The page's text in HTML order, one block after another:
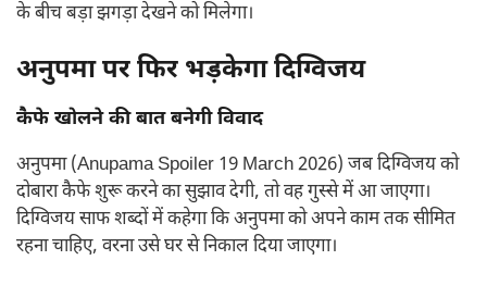
के बीच बड़ा झगड़ा देखने को मिलेगा।
अनुपमा पर फिर भड़केगा दिग्विजय
कैफे खोलने की बात बनेगी विवाद
अनुपमा (Anupama Spoiler 19 March 2026) जब दिग्विजय को
दोबारा कैफे शुरू करने का सुझाव देगी, तो वह गुस्से में आ जाएगा।
दिग्विजय साफ शब्दों में कहेगा कि अनुपमा को अपने काम तक सीमित
रहना चाहिए, वरना उसे घर से निकाल दिया जाएगा।